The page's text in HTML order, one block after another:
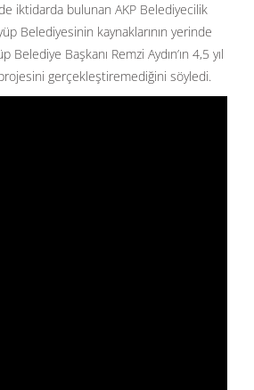
iktidarda bulunan AKP Belediyecilik
Belediyesinin kaynaklarının yerinde
Belediye Başkanı Remzi Aydın’ın 4,5 yıl
gerçekleştiremediğini söyledi.